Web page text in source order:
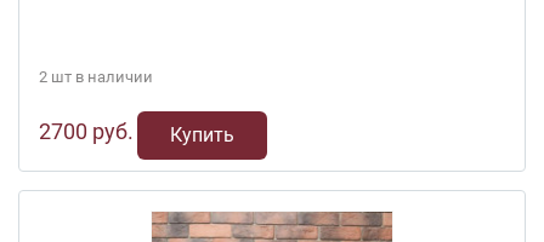
2 шт в наличии
2700 руб. Купить